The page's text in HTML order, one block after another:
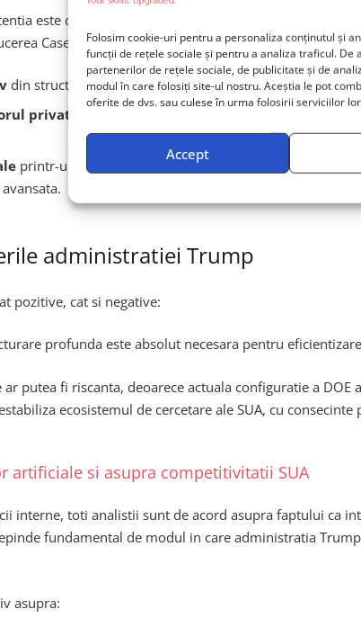
Folosim cookie-uri pentru a personaliza conținutul și
funcții de rețele sociale și pentru a analiza traficul. De
partenerilor de rețele sociale, de publicitate și de
modul în care folosiți site-ul nostru. Aceștia le pot
oferite de dvs. sau culese în urma folosirii serviciilor
Accept
este de a reduce costurile, eficientiza institutiile
Casei Albe a transmis ca vizeaza urmatoarele
din structura DOE, prin redimensionarea
privat
, prin reducerea rolului direct al guvernului
printr-un management mai eficient si prin focalizarea
administratiei Trump
pozitive, cat si negative:
profunda este absolut necesara pentru
putea fi riscanta, deoarece actuala configuratie a
ecosistemul de cercetare ale SUA, cu consecinte
artificiale si asupra competitivitatii SUA
interne, toti analistii sunt de acord asupra faptului ca
fundamental de modul in care administratia
asupra: